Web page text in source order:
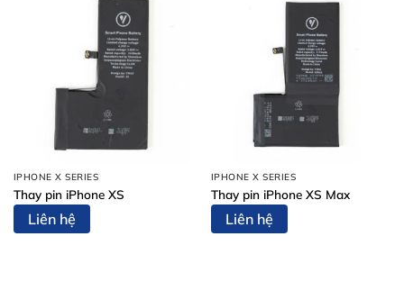
IPHONE X SERIES
Thay pin iPhone XS
Liên hệ
IPHONE X SERIES
Thay pin iPhone XS Max
Liên hệ